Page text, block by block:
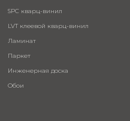
SPC кварц-винил
LVT клеевой кварц-винил
Ламинат
Паркет
Инженерная доска
Обои